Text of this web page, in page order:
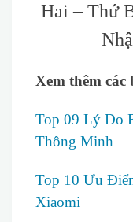
Hai – Thứ
Xem thêm các
Top 09 Lý Do
Thông Minh
Top 10 Ưu
Xiaomi